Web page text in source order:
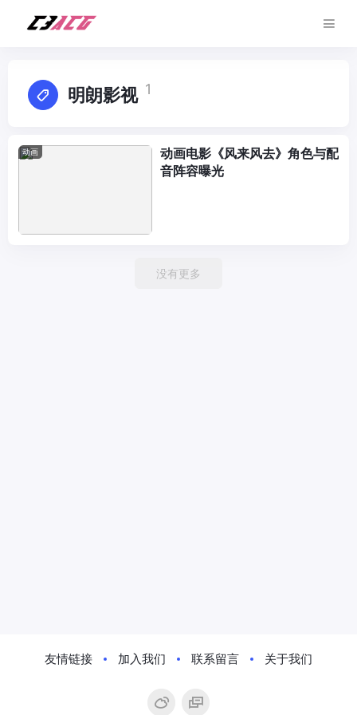
明朗影视 1
动画
动画电影《风来风去》角色与配
音阵容曝光
没有更多
友情链接 加入我们 联系留言 关于我们